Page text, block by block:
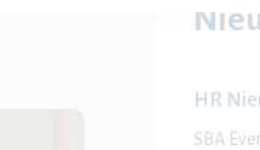
HR
SBA